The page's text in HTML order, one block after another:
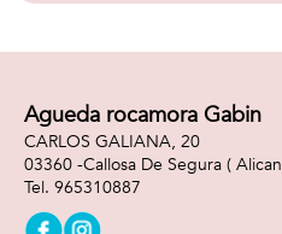
Agueda rocamora Gabin
CARLOS GALIANA, 20
03360 -Callosa De Segura (
965310887